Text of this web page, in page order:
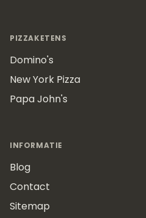
PIZZAKETENS
Domino's
New York Pizza
Papa John's
INFORMATIE
Blog
Contact
Sitemap